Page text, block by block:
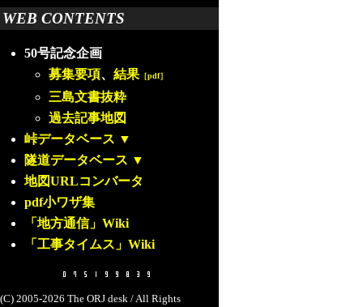
WEB CONTENTS
50号記念企画
募集要項、 結果 ［pdf］
三島文書抜粋
過去記事地図
峠データベース ▼
隧道データベース ▼
地図URLコンバータ
pdf小ワザ集
「地方通信」Wiki
「工事タイムス」Wiki
(C) 2005-2026 The ORJ desk / All Rights